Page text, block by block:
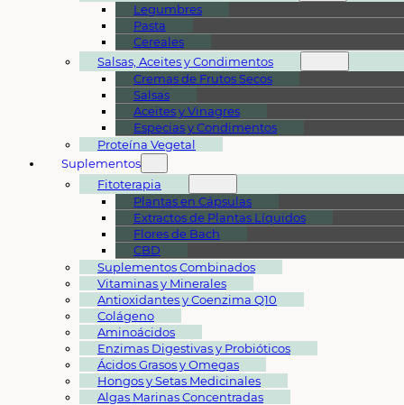
Legumbres
Pasta
Cereales
Salsas, Aceites y Condimentos
Cremas de Frutos Secos
Salsas
Aceites y Vinagres
Especias y Condimentos
Proteína Vegetal
Suplementos
Fitoterapia
Plantas en Cápsulas
Extractos de Plantas Líquidos
Flores de Bach
CBD
Suplementos Combinados
Vitaminas y Minerales
Antioxidantes y Coenzima Q10
Colágeno
Aminoácidos
Enzimas Digestivas y Probióticos
Ácidos Grasos y Omegas
Hongos y Setas Medicinales
Algas Marinas Concentradas